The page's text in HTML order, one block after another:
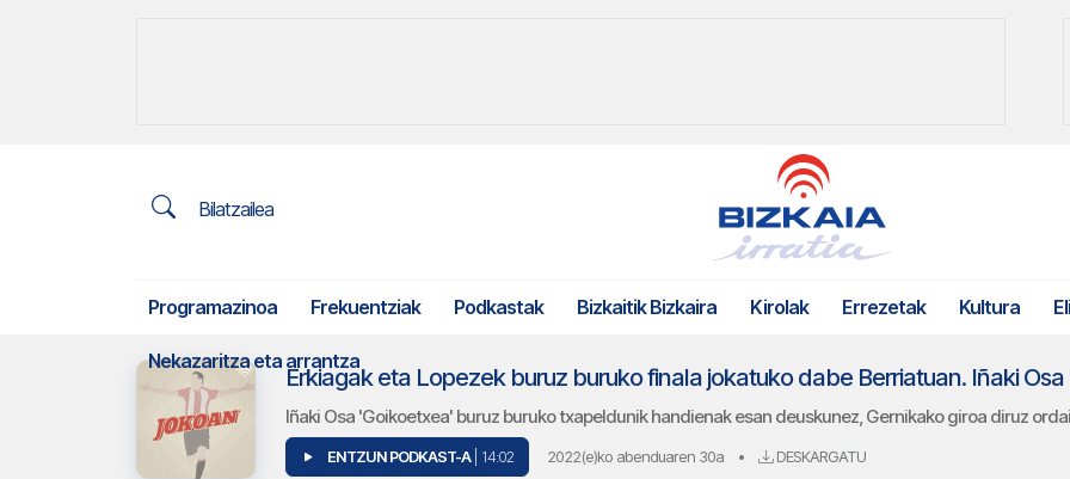
Bilatzailea
Programazinoa Frekuentziak Podkastak Bizkaitik Bizkaira Kirolak Errezetak Kultura
Nekazaritza eta arrantza
Iñaki Osa 'Goikoetxea' buruz buruko txapeldunik handienak esan deuskunez, Gernikako giroa diruz
ENTZUN PODKAST-A | 14:02 2022(e)ko abenduaren 30a • DESKARGATU